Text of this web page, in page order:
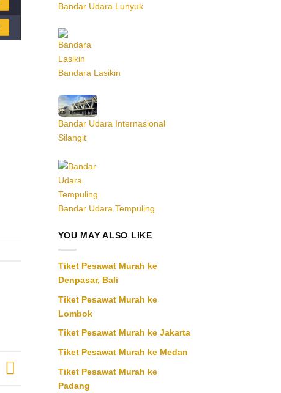
Bandar Udara Lunyuk
Bandara Lasikin
Bandar Udara Internasional
Silangit
Bandar Udara Tempuling
YOU MAY ALSO LIKE
Tiket Pesawat Murah ke
Denpasar, Bali
Tiket Pesawat Murah ke
Lombok
Tiket Pesawat Murah ke Jakarta
Tiket Pesawat Murah ke Medan
Tiket Pesawat Murah ke
Padang